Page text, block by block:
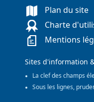
Plan du site
Charte
Mentions
Sites d'information
La clef des champs
Sous les lignes,